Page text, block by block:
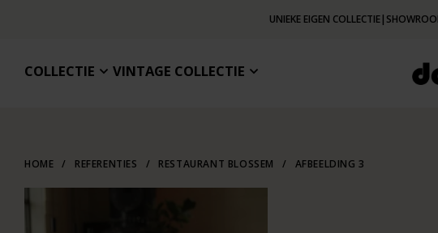
UNIEKE EIGEN COLLECTIE|
COLLECTIE VINTAGE COLLECTIE
HOME / REFERENTIES / RESTAURANT BLOSSEM / AFBEELDING 3